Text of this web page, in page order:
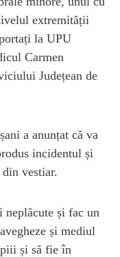
extremității
la UPU
Carmen
Județean de
a anunțat că va
incidentul și
vestiar.
neplăcute și fac un
și mediul
și să fie în